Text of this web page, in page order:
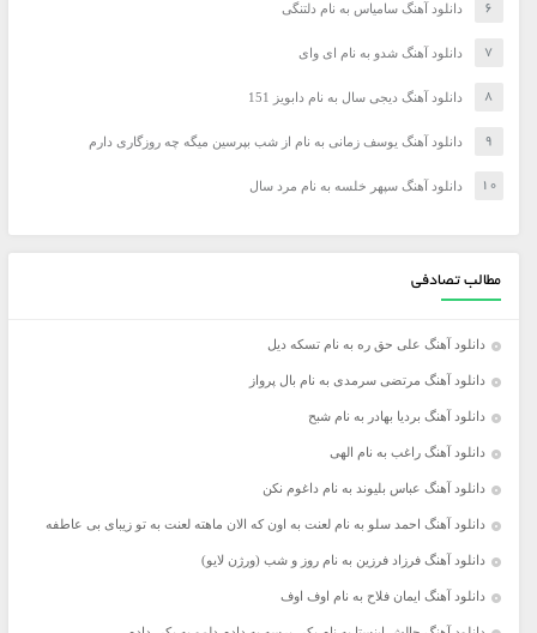
دانلود آهنگ سامیاس به نام دلتنگی
دانلود آهنگ شدو به نام ای وای
دانلود آهنگ دیجی سال به نام دابویز 151
دانلود آهنگ یوسف زمانی به نام از شب بپرسین میگه چه روزگاری دارم
دانلود آهنگ سپهر خلسه به نام مرد سال
مطالب تصادفی
دانلود آهنگ علی حق ره به نام تسکه دیل
دانلود آهنگ مرتضی سرمدی به نام بال پرواز
دانلود آهنگ بردیا بهادر به نام شبح
دانلود آهنگ راغب به نام الهی
دانلود آهنگ عباس بلیوند به نام داغوم نکن
دانلود آهنگ احمد سلو به نام لعنت به اون که الان ماهته لعنت به تو زیبای بی عاطفه
دانلود آهنگ فرزاد فرزین به نام روز و شب (ورژن لایو)
دانلود آهنگ ایمان فلاح به نام اوف اوف